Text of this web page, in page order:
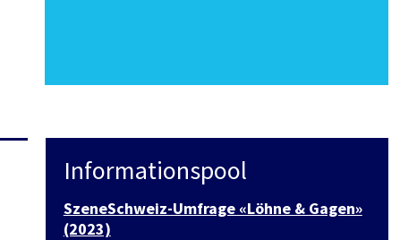
Informationspool
SzeneSchweiz-Umfrage «Löhne & Gagen»
(2023)